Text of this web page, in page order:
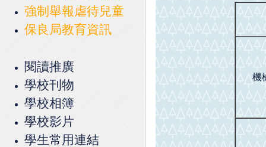
強制舉報虐待兒童
保良局教育資訊
閱讀推廣
學校刊物
學校相簿
學校影片
學生常用連結
機